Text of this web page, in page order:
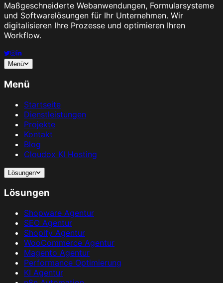
Maßgeschneiderte Webanwendungen, Formularsysteme
und Softwarelösungen für Ihr Unternehmen. Wir
digitalisieren Ihre Prozesse und optimieren Ihren
Workflow.
Menü
Menü
Startseite
Dienstleistungen
Projekte
Kontakt
Blog
Cloudox KI Hosting
Lösungen
Lösungen
Shopware Agentur
SEO Agentur
Shopify Agentur
WooCommerce Agentur
Magento Agentur
Performance Optimierung
KI Agentur